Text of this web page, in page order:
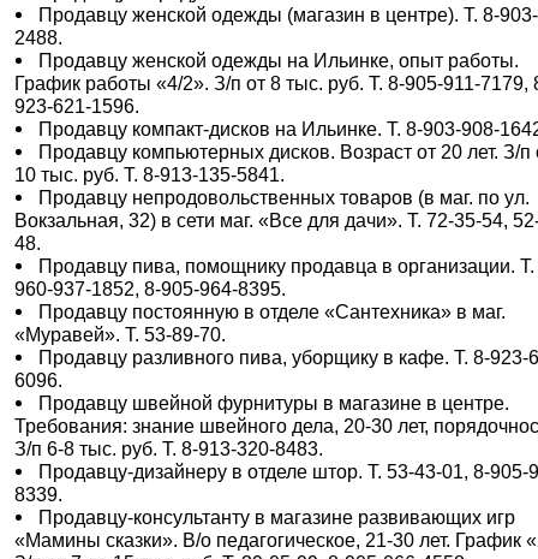
Продавцу женской одежды (магазин в центре). Т. 8-
2488.
Продавцу женской одежды на Ильинке, опыт работы.
График работы «4/2». З/п от 8 тыс. руб. Т. 8-905-911-7179,
923-621-1596.
Продавцу компакт-дисков на Ильинке. Т. 8-903-908-
Продавцу компьютерных дисков. Возраст от 20 лет. З/п
10 тыс. руб. Т. 8-913-135-5841.
Продавцу непродовольственных товаров (в маг. по ул.
Вокзальная, 32) в сети маг. «Все для дачи». Т. 72-35-54,
48.
Продавцу пива, помощнику продавца в организации. Т.
960-937-1852, 8-905-964-8395.
Продавцу постоянную в отделе «Сантехника» в маг.
«Муравей». Т. 53-89-70.
Продавцу разливного пива, уборщику в кафе. Т. 8-923-
6096.
Продавцу швейной фурнитуры в магазине в центре.
Требования: знание швейного дела, 20-30 лет,
З/п 6-8 тыс. руб. Т. 8-913-320-8483.
Продавцу-дизайнеру в отделе штор. Т. 53-43-01, 8-905-
8339.
Продавцу-консультанту в магазине развивающих игр
«Мамины сказки». В/о педагогическое, 21-30 лет. График